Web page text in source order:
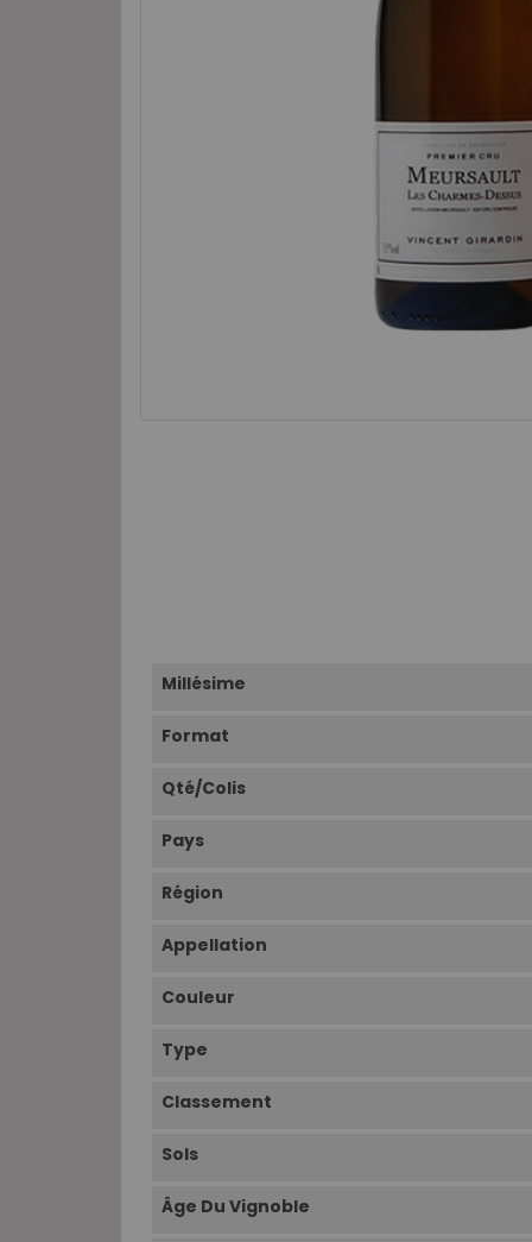
Millésime
Format
Qté/Colis
Pays
Région
Appellation
Couleur
Type
Classement
Sols
Âge Du Vignoble